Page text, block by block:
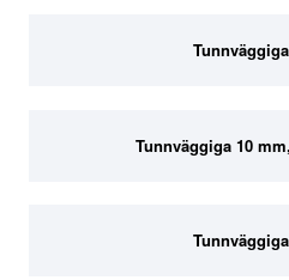
Tunnväggiga 10